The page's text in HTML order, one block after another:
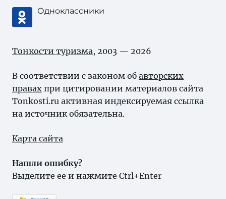
Одноклассники
Тонкости туризма, 2003 — 2026
В соответствии с законом об авторских
правах при цитировании материалов сайта
Tonkosti.ru активная индексируемая ссылка
на источник обязательна.
Карта сайта
Нашли ошибку?
Выделите ее и нажмите Ctrl+Enter